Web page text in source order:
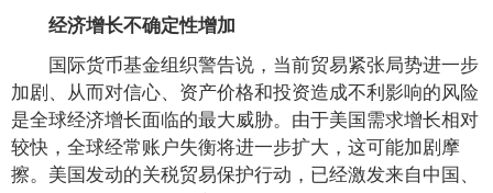
经济增长不确定性增加
国际货币基金组织警告说，当前贸易紧张局势进一步
加剧、从而对信心、资产价格和投资造成不利影响的风险
是全球经济增长面临的最大威胁。由于美国需求增长相对
较快，全球经常账户失衡将进一步扩大，这可能加剧摩
擦。美国发动的关税贸易保护行动，已经激发来自中国、